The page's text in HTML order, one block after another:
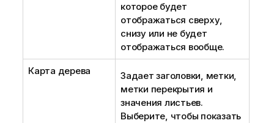
которое будет
отображаться сверху,
снизу или не будет
отображаться вообще.
Карта дерева
Задает заголовки, метки,
метки перекрытия и
значения листьев.
Выберите, чтобы показать